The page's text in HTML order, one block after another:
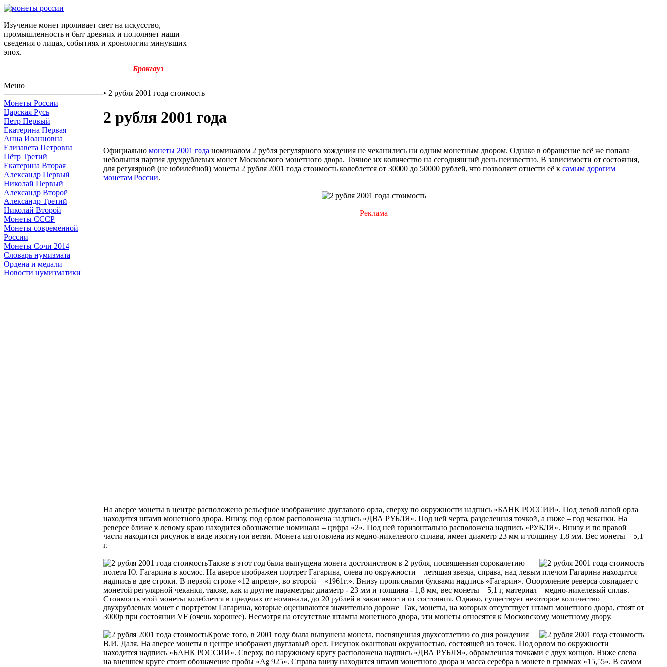
Изучение монет проливает свет на искусство,
промышленность и быт древних и пополняет наши
сведения о лицах, событиях и хронологии минувших
эпох.
Брокгауз
Меню
Монеты России
Царская Русь
Петр Первый
Екатерина Первая
Анна Иоанновна
Елизавета Петровна
Пётр Третий
Екатерина Вторая
Александр Первый
Николай Первый
Александр Второй
Александр Третий
Николай Второй
Монеты СССР
Монеты современной
России
Монеты Сочи 2014
Словарь нумизмата
Ордена и медали
Новости нумизматики
• 2 рубля 2001 года стоимость
2 рубля 2001 года
Официально монеты 2001 года номиналом 2 рубля регулярного хождения не чеканились ни одним монетным двором. Однако в обращение всё же попала
небольшая партия двухрублевых монет Московского монетного двора. Точное их количество на сегодняшний день неизвестно. В зависимости от состояния,
для регулярной (не юбилейной) монеты 2 рубля 2001 года стоимость колеблется от 30000 до 50000 рублей, что позволяет отнести её к самым дорогим
монетам России.
Реклама
На аверсе монеты в центре расположено рельефное изображение двуглавого орла, сверху по окружности надпись «БАНК РОССИИ». Под левой лапой орла
находится штамп монетного двора. Внизу, под орлом расположена надпись «ДВА РУБЛЯ». Под ней черта, разделенная точкой, а ниже – год чеканки. На
реверсе ближе к левому краю находится обозначение номинала – цифра «2». Под ней горизонтально расположена надпись «РУБЛЯ». Внизу и по правой
части находится рисунок в виде изогнутой ветви. Монета изготовлена из медно-никелевого сплава, имеет диаметр 23 мм и толщину 1,8 мм. Вес монеты – 5,1
г.
Также в этот год была выпущена монета достоинством в 2 рубля, посвященная сорокалетию
полета Ю. Гагарина в космос. На аверсе изображен портрет Гагарина, слева по окружности – летящая звезда, справа, над левым плечом Гагарина находится
надпись в две строки. В первой строке «12 апреля», во второй – «1961г.». Внизу прописными буквами надпись «Гагарин». Оформление реверса совпадает с
монетой регулярной чеканки, также, как и другие параметры: диаметр - 23 мм и толщина - 1,8 мм, вес монеты – 5,1 г, материал – медно-никелевый сплав.
Стоимость этой монеты колеблется в пределах от номинала, до 20 рублей в зависимости от состояния. Однако, существует некоторое количество
двухрублевых монет с портретом Гагарина, которые оцениваются значительно дороже. Так, монеты, на которых отсутствует штамп монетного двора, стоят от
3000р при состоянии VF (очень хорошее). Несмотря на отсутствие штампа монетного двора, эти монеты относятся к Московскому монетному двору.
Кроме того, в 2001 году была выпущена монета, посвященная двухсотлетию со дня рождения
В.И. Даля. На аверсе монеты в центре изображен двуглавый орел. Рисунок окантован окружностью, состоящей из точек. Под орлом по окружности
находится надпись «БАНК РОССИИ». Сверху, по наружному кругу расположена надпись «ДВА РУБЛЯ», обрамленная точками с двух концов. Ниже слева
на внешнем круге стоит обозначение пробы «Ag 925». Справа внизу находится штамп монетного двора и масса серебра в монете в граммах «15,55». В самом